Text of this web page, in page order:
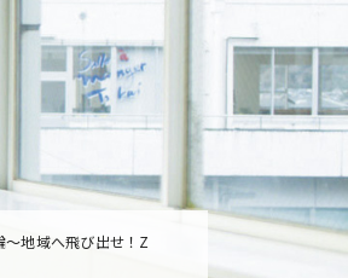
～地域へ飛び出せ！Z